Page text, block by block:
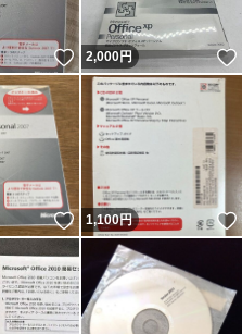
いいね！
2,000円
いいね！
1,100円